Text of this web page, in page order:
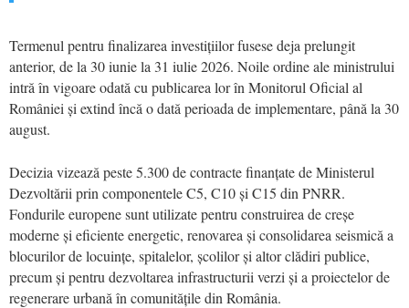
Termenul pentru finalizarea investițiilor fusese deja prelungit
anterior, de la 30 iunie la 31 iulie 2026. Noile ordine ale ministrului
intră în vigoare odată cu publicarea lor în Monitorul Oficial al
României și extind încă o dată perioada de implementare, până la 30
august.
Decizia vizează peste 5.300 de contracte finanțate de Ministerul
Dezvoltării prin componentele C5, C10 și C15 din PNRR.
Fondurile europene sunt utilizate pentru construirea de creșe
moderne și eficiente energetic, renovarea și consolidarea seismică a
blocurilor de locuințe, spitalelor, școlilor și altor clădiri publice,
precum și pentru dezvoltarea infrastructurii verzi și a proiectelor de
regenerare urbană în comunitățile din România.